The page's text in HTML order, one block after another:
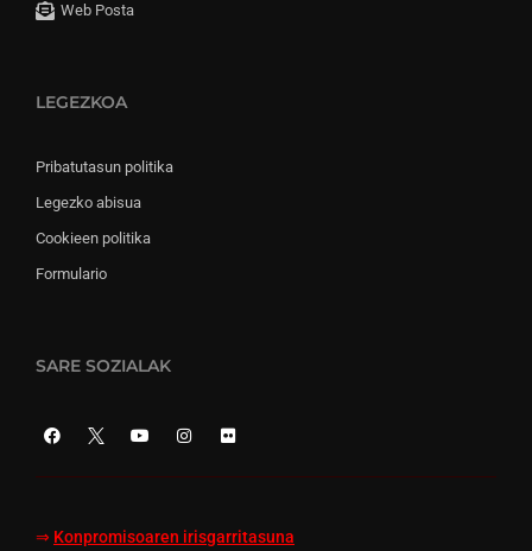
Web Posta
LEGEZKOA
Pribatutasun politika
Legezko abisua
Cookieen politika
Formulario
SARE SOZIALAK
⇒ Konpromisoaren irisgarritasuna